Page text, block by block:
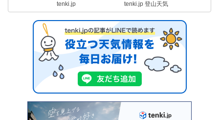
tenki.jp tenki.jp 登山天気